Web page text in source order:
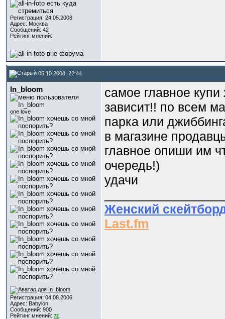
Регистрация: 24.05.2008
Адрес: Москва
Сообщений: 42
Рейтинг мнений:
05.10.2008, 22:44
In_bloom
one love
Регистрация: 04.08.2006
Адрес: Babylon
Сообщений: 900
Рейтинг мнений: 72
самое главное
зависит!! по всем
парка или
в магазине
главное опиши им
очередь!)
удачи
Женский
Last.fm